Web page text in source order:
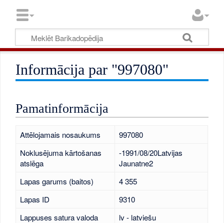
Informācija par "997080"
Pamatinformācija
Attēlojamais nosaukums
997080
Noklusējuma kārtošanas
atslēga
-1991/08/20Latvijas
Jaunatne2
Lapas garums (baitos)
4 355
Lapas ID
9310
Lappuses satura valoda
lv - latviešu